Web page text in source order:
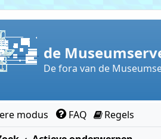
de
De fora van de
modus FAQ Regels